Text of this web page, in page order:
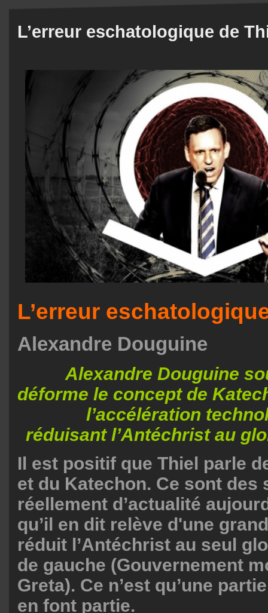
L’erreur eschatologique de
L’erreur
Alexandre Douguine
Alexandre Douguine
déforme le concept de
l’accélération
réduisant l’Antéchrist au
Il est positif que Thiel parle
et du Katechon. Ce sont des
réellement d’actualité
qu’il en dit relève d'une
réduit l’Antéchrist au seul
de gauche (Gouvernement
Greta). Ce n’est qu’une
en font partie.